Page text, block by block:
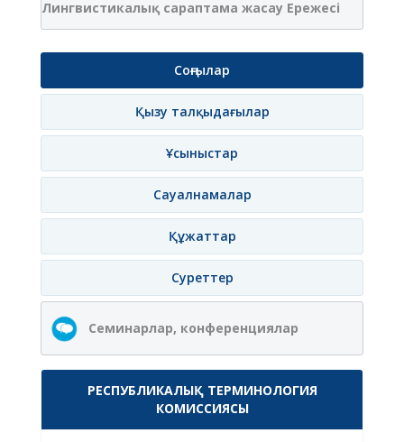
Лингвистикалық сараптама жасау Ережесі
Соңғылар
Қызу талқыдағылар
Ұсыныстар
Сауалнамалар
Құжаттар
Суреттер
Семинарлар, конференциялар
РЕСПУБЛИКАЛЫҚ ТЕРМИНОЛОГИЯ
КОМИССИЯСЫ